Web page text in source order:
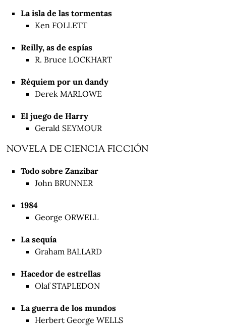
La isla de las tormentas
Ken FOLLETT
Reilly, as de espías
R. Bruce LOCKHART
Réquiem por un dandy
Derek MARLOWE
El juego de Harry
Gerald SEYMOUR
NOVELA DE CIENCIA FICCIÓN
Todo sobre Zanzíbar
John BRUNNER
1984
George ORWELL
La sequía
Graham BALLARD
Hacedor de estrellas
Olaf STAPLEDON
La guerra de los mundos
Herbert George WELLS